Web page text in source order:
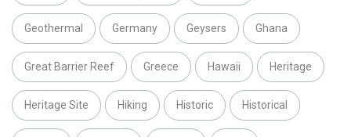
Geothermal Germany Geysers Ghana
Great Barrier Reef Greece Hawaii Heritage
Heritage Site Hiking Historic Historical